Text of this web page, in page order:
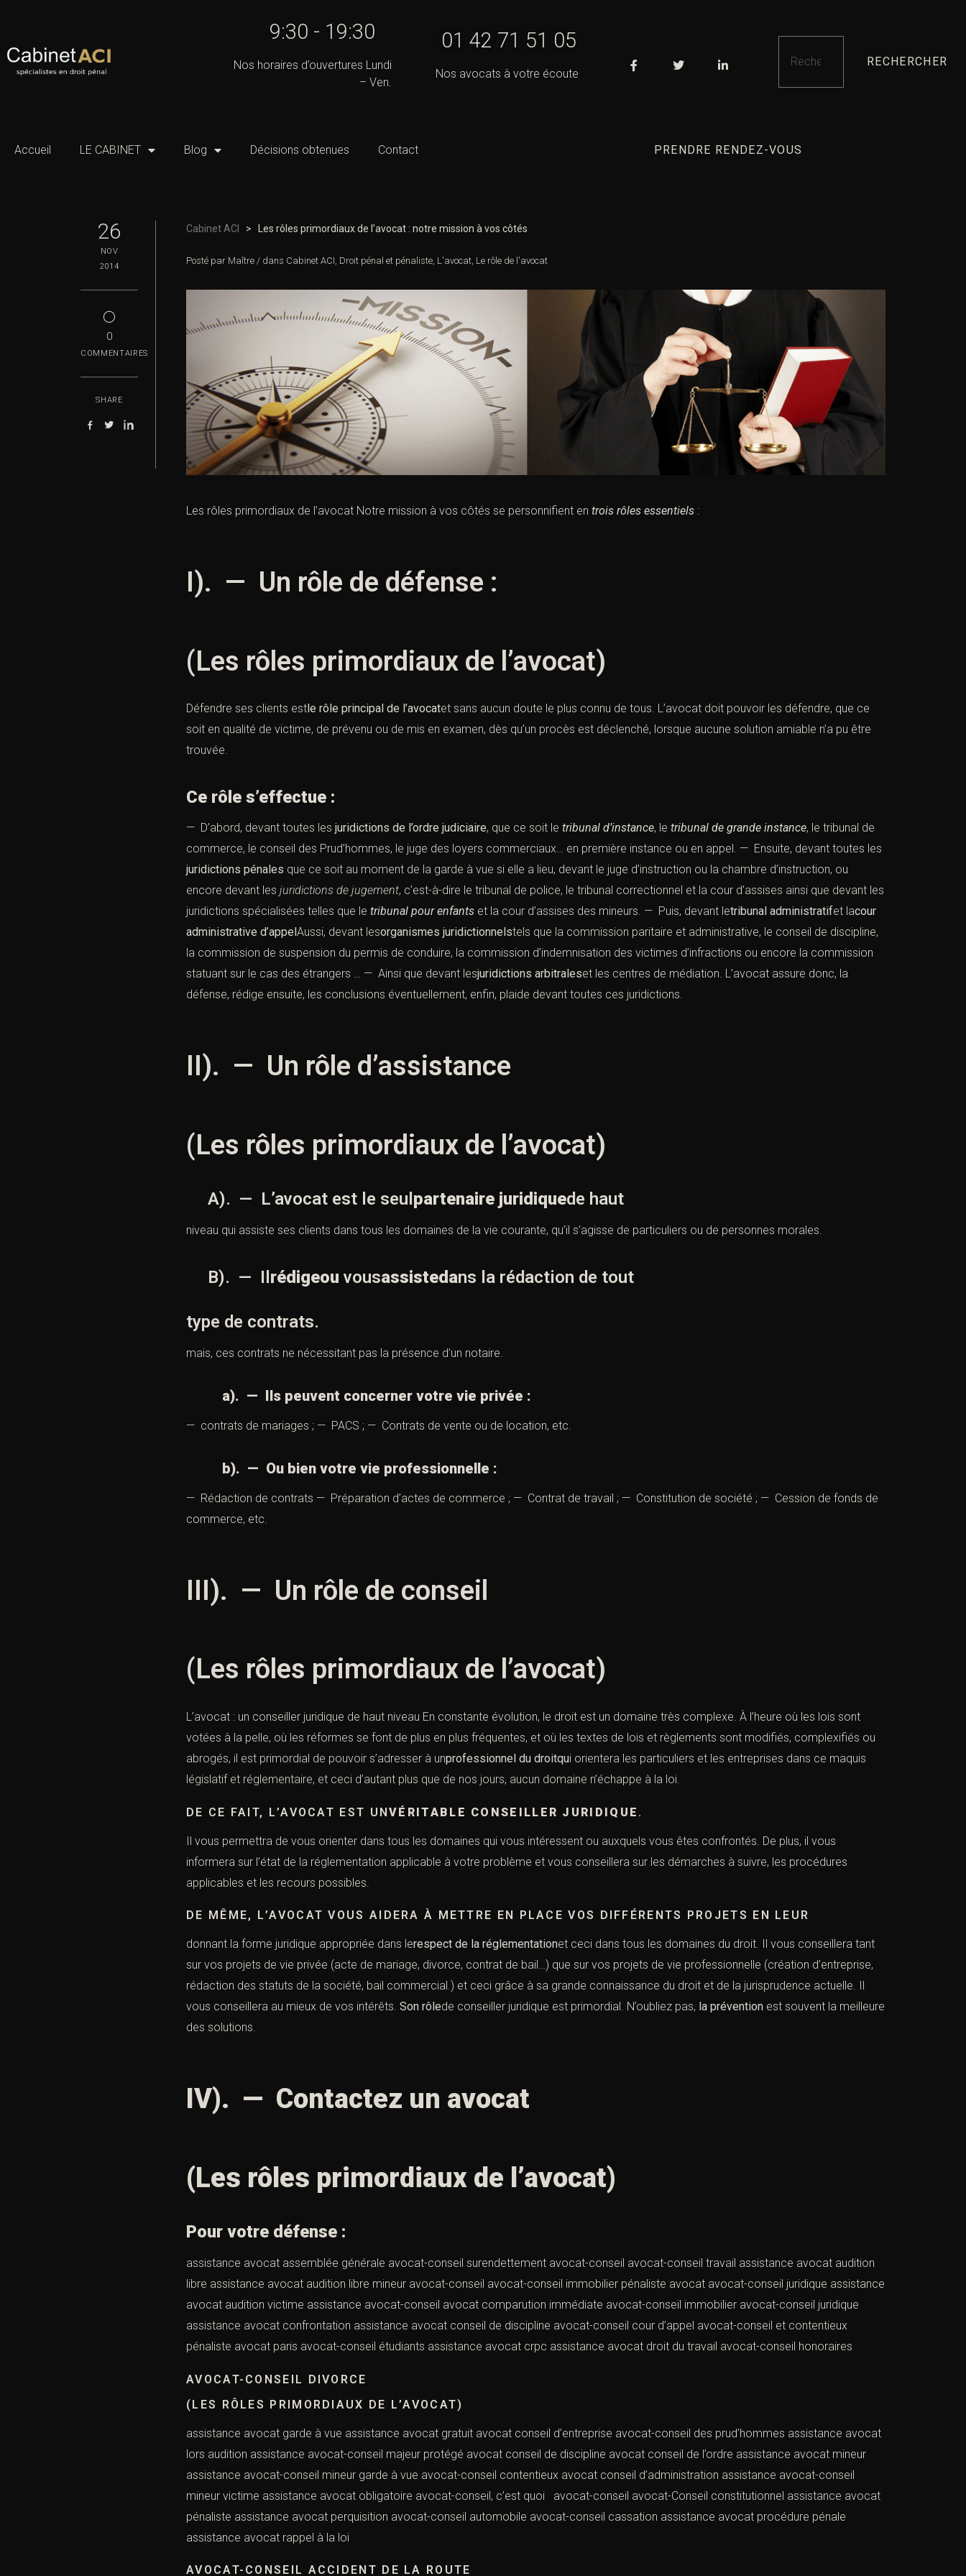
9:30 - 19:30
Nos horaires d’ouvertures Lundi
– Ven.
01 42 71 51 05
Nos avocats à votre écoute
RECHERCHER
Accueil LE CABINET Blog Décisions obtenues Contact PRENDRE RENDEZ-VOUS
26
NOV
2014
◯
0
COMMENTAIRES
SHARE
Cabinet ACI > Les rôles primordiaux de l’avocat : notre mission à vos côtés
Posté par Maître / dans Cabinet ACI, Droit pénal et pénaliste, L'avocat, Le rôle de l'avocat
Les rôles primordiaux de l’avocat Notre mission à vos côtés se personnifient en trois rôles essentiels :
I). — Un rôle de défense :
(Les rôles primordiaux de l’avocat)
Défendre ses clients est le rôle principal de l’avocatet sans aucun doute le plus connu de tous. L’avocat doit pouvoir les défendre, que ce
soit en qualité de victime, de prévenu ou de mis en examen, dès qu’un procès est déclenché, lorsque aucune solution amiable n’a pu être
trouvée.
Ce rôle s’effectue :
— D’abord, devant toutes les juridictions de l’ordre judiciaire, que ce soit le tribunal d’instance, le tribunal de grande instance, le tribunal de
commerce, le conseil des Prud’hommes, le juge des loyers commerciaux… en première instance ou en appel. — Ensuite, devant toutes les
juridictions pénales que ce soit au moment de la garde à vue si elle a lieu, devant le juge d’instruction ou la chambre d’instruction, ou
encore devant les juridictions de jugement, c’est-à-dire le tribunal de police, le tribunal correctionnel et la cour d’assises ainsi que devant les
juridictions spécialisées telles que le tribunal pour enfants et la cour d’assises des mineurs. — Puis, devant letribunal administratifet lacour
administrative d’appel Aussi, devant lesorganismes juridictionnelstels que la commission paritaire et administrative, le conseil de discipline,
la commission de suspension du permis de conduire, la commission d’indemnisation des victimes d’infractions ou encore la commission
statuant sur le cas des étrangers … — Ainsi que devant lesjuridictions arbitraleset les centres de médiation. L’avocat assure donc, la
défense, rédige ensuite, les conclusions éventuellement, enfin, plaide devant toutes ces juridictions.
II). — Un rôle d’assistance
(Les rôles primordiaux de l’avocat)
A). — L’avocat est le seul partenaire juridiquede haut
niveau qui assiste ses clients dans tous les domaines de la vie courante, qu’il s’agisse de particuliers ou de personnes morales.
B). — Ilrédigeou vousassistedans la rédaction de tout
type de contrats.
mais, ces contrats ne nécessitant pas la présence d’un notaire.
a). — Ils peuvent concerner votre vie privée :
— contrats de mariages ; — PACS ; — Contrats de vente ou de location, etc.
b). — Ou bien votre vie professionnelle :
— Rédaction de contrats — Préparation d’actes de commerce ; — Contrat de travail ; — Constitution de société ; — Cession de fonds de
commerce, etc.
III). — Un rôle de conseil
(Les rôles primordiaux de l’avocat)
L’avocat : un conseiller juridique de haut niveau En constante évolution, le droit est un domaine très complexe. À l’heure où les lois sont
votées à la pelle, où les réformes se font de plus en plus fréquentes, et où les textes de lois et règlements sont modifiés, complexifiés ou
abrogés, il est primordial de pouvoir s’adresser à unprofessionnel du droitqui orientera les particuliers et les entreprises dans ce maquis
législatif et réglementaire, et ceci d’autant plus que de nos jours, aucun domaine n’échappe à la loi.
DE CE FAIT, L’AVOCAT EST UNVÉRITABLE CONSEILLER JURIDIQUE .
Il vous permettra de vous orienter dans tous les domaines qui vous intéressent ou auxquels vous êtes confrontés. De plus, il vous
informera sur l’état de la réglementation applicable à votre problème et vous conseillera sur les démarches à suivre, les procédures
applicables et les recours possibles.
DE MÊME, L’AVOCAT VOUS AIDERA À METTRE EN PLACE VOS DIFFÉRENTS PROJETS EN LEUR
donnant la forme juridique appropriée dans lerespect de la réglementationet ceci dans tous les domaines du droit. Il vous conseillera tant
sur vos projets de vie privée (acte de mariage, divorce, contrat de bail…) que sur vos projets de vie professionnelle (création d’entreprise,
rédaction des statuts de la société, bail commercial.) et ceci grâce à sa grande connaissance du droit et de la jurisprudence actuelle. Il
vous conseillera au mieux de vos intérêts. Son rôlede conseiller juridique est primordial. N’oubliez pas, la prévention est souvent la meilleure
des solutions.
IV). — Contactez un avocat
(Les rôles primordiaux de l’avocat)
Pour votre défense :
assistance avocat assemblée générale avocat-conseil surendettement avocat-conseil avocat-conseil travail assistance avocat audition
libre assistance avocat audition libre mineur avocat-conseil avocat-conseil immobilier pénaliste avocat avocat-conseil juridique assistance
avocat audition victime assistance avocat-conseil avocat comparution immédiate avocat-conseil immobilier avocat-conseil juridique
assistance avocat confrontation assistance avocat conseil de discipline avocat-conseil cour d’appel avocat-conseil et contentieux
pénaliste avocat paris avocat-conseil étudiants assistance avocat crpc assistance avocat droit du travail avocat-conseil honoraires
AVOCAT-CONSEIL DIVORCE
(LES RÔLES PRIMORDIAUX DE L’AVOCAT)
assistance avocat garde à vue assistance avocat gratuit avocat conseil d’entreprise avocat-conseil des prud’hommes assistance avocat
lors audition assistance avocat-conseil majeur protégé avocat conseil de discipline avocat conseil de l’ordre assistance avocat mineur
assistance avocat-conseil mineur garde à vue avocat-conseil contentieux avocat conseil d’administration assistance avocat-conseil
mineur victime assistance avocat obligatoire avocat-conseil, c’est quoi avocat-conseil avocat-Conseil constitutionnel assistance avocat
pénaliste assistance avocat perquisition avocat-conseil automobile avocat-conseil cassation assistance avocat procédure pénale
assistance avocat rappel à la loi
AVOCAT-CONSEIL ACCIDENT DE LA ROUTE